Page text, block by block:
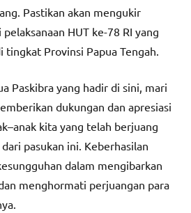
Pastikan akan mengukir
HUT ke-78 RI yang
Provinsi Papua Tengah.
Paskibra yang hadir di sini, mari
dukungan dan apresiasi
kita yang telah berjuang
pasukan ini. Keberhasilan
dalam mengibarkan
menghormati perjuangan para